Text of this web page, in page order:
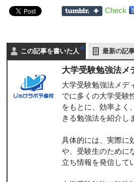
Check
この記事を書いた人 最新の記
大学受験勉強法メ
大学受験勉強法メデ
でに多くの大学受験
をもとに、効率よく
きる勉強法を紹介し
具体的には、実際に
や、受験生のために
立ち情報を発信して